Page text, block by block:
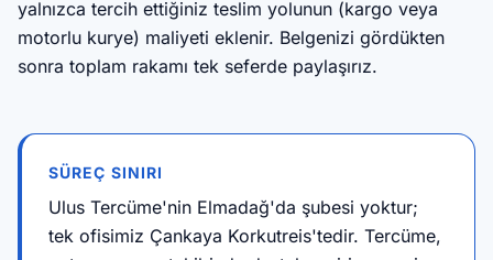
yalnızca tercih ettiğiniz teslim yolunun (kargo veya
motorlu kurye) maliyeti eklenir. Belgenizi gördükten
sonra toplam rakamı tek seferde paylaşırız.
SÜREÇ SINIRI
Ulus Tercüme'nin Elmadağ'da şubesi yoktur;
tek ofisimiz Çankaya Korkutreis'tedir. Tercüme,